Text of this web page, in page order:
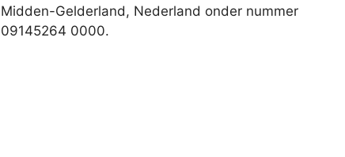
Midden-Gelderland, Nederland onder nummer
09145264 0000.